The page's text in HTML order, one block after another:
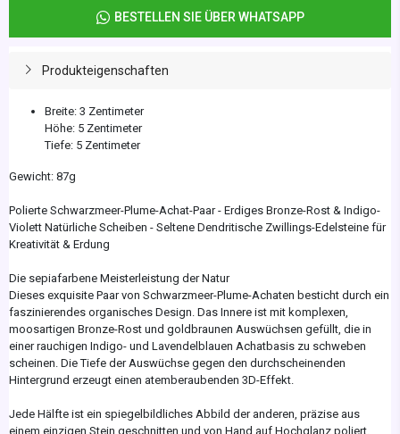
BESTELLEN SIE ÜBER WHATSAPP
Produkteigenschaften
Breite: 3 Zentimeter
Höhe: 5 Zentimeter
Tiefe: 5 Zentimeter
Gewicht: 87g
Polierte Schwarzmeer-Plume-Achat-Paar - Erdiges Bronze-Rost & Indigo-
Violett Natürliche Scheiben - Seltene Dendritische Zwillings-Edelsteine für
Kreativität & Erdung
Die sepiafarbene Meisterleistung der Natur
Dieses exquisite Paar von Schwarzmeer-Plume-Achaten besticht durch ein
faszinierendes organisches Design. Das Innere ist mit komplexen,
moosartigen Bronze-Rost und goldbraunen Auswüchsen gefüllt, die in
einer rauchigen Indigo- und Lavendelblauen Achatbasis zu schweben
scheinen. Die Tiefe der Auswüchse gegen den durchscheinenden
Hintergrund erzeugt einen atemberaubenden 3D-Effekt.
Jede Hälfte ist ein spiegelbildliches Abbild der anderen, präzise aus
einem einzigen Stein geschnitten und von Hand auf Hochglanz poliert.